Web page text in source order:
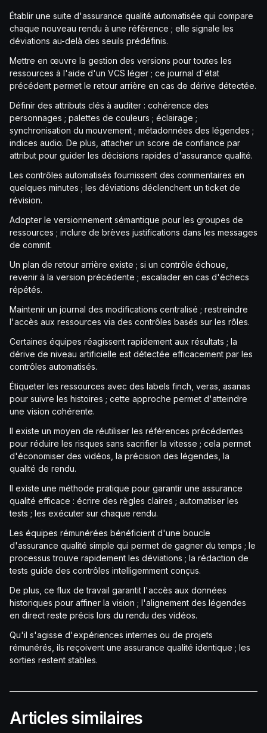
Établir une suite d'assurance qualité automatisée qui compare
chaque nouveau rendu à une référence ; elle signale les
déviations au-delà des seuils prédéfinis.
Mettre en œuvre la gestion des versions pour toutes les
ressources à l'aide d'un VCS léger ; ce journal d'état
précédent permet le retour arrière en cas de dérive détectée.
Définir des attributs clés à auditer : cohérence des
personnages ; palettes de couleurs ; éclairage ;
synchronisation du mouvement ; métadonnées des légendes ;
indices audio. De plus, attacher un score de confiance par
attribut pour guider les décisions rapides d'assurance qualité.
Les contrôles automatisés fournissent des commentaires en
quelques minutes ; les déviations déclenchent un ticket de
révision.
Adopter le versionnement sémantique pour les groupes de
ressources ; inclure de brèves justifications dans les messages
de commit.
Un plan de retour arrière existe ; si un contrôle échoue,
revenir à la version précédente ; escalader en cas d'échecs
répétés.
Maintenir un journal des modifications centralisé ; restreindre
l'accès aux ressources via des contrôles basés sur les rôles.
Certaines équipes réagissent rapidement aux résultats ; la
dérive de niveau artificielle est détectée efficacement par les
contrôles automatisés.
Étiqueter les ressources avec des labels finch, veras, asanas
pour suivre les histoires ; cette approche permet d'atteindre
une vision cohérente.
Il existe un moyen de réutiliser les références précédentes
pour réduire les risques sans sacrifier la vitesse ; cela permet
d'économiser des vidéos, la précision des légendes, la
qualité de rendu.
Il existe une méthode pratique pour garantir une assurance
qualité efficace : écrire des règles claires ; automatiser les
tests ; les exécuter sur chaque rendu.
Les équipes rémunérées bénéficient d'une boucle
d'assurance qualité simple qui permet de gagner du temps ; le
processus trouve rapidement les déviations ; la rédaction de
tests guide des contrôles intelligemment conçus.
De plus, ce flux de travail garantit l'accès aux données
historiques pour affiner la vision ; l'alignement des légendes
en direct reste précis lors du rendu des vidéos.
Qu'il s'agisse d'expériences internes ou de projets
rémunérés, ils reçoivent une assurance qualité identique ; les
sorties restent stables.
Articles similaires